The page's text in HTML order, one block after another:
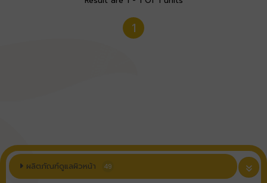
1
ผลิตภัณฑ์ดูแลผิวหน้า 49